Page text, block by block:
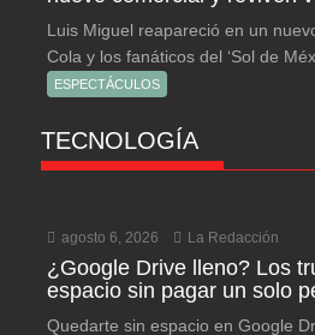
Luis Miguel reapareció en un
Cola y los fanáticos del ‘Sol de
ESPECTÁCULOS
TECNOLOGÍA
agosto 6, 2026 La Redacción
¿Google Drive lleno? Los
espacio sin pagar un solo
Quedarte sin espacio en Google